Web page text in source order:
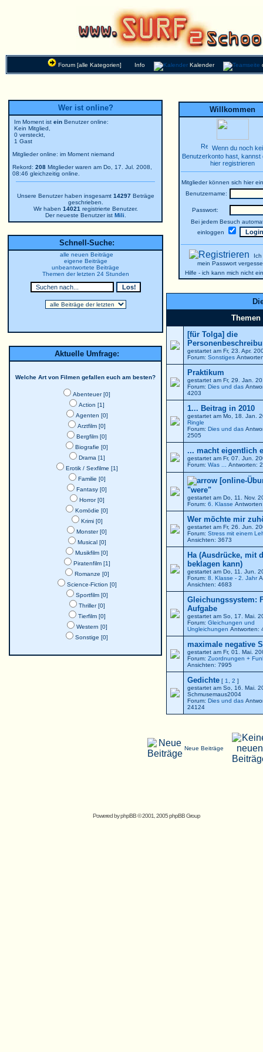
Forum [alle Kategorien] Info Kalender
Wer ist online?
Im Moment ist ein Benutzer online:
Kein Mitglied,
0 versteckt,
1 Gast
Mitglieder online: im Moment niemand
Rekord: 208 Mitglieder waren am Do, 17. Jul. 2008,
08:46 gleichzeitig online.
Unsere Benutzer haben insgesamt 14297Beträge
geschrieben.
Wir haben 14021 registrierte Benutzer.
Der neueste Benutzer ist Mili
Schnell-Suche:
alle neuen Beiträge
eigene Beiträge
unbeantwortete Beiträge
Themen der letzten 24 Stunden
Aktuelle Umfrage:
Welche Art von Filmen gefallen euch am besten?
Abenteuer [0]
Action [1]
Agenten [0]
Arztfilm [0]
Bergfilm [0]
Biografie [0]
Drama [1]
Erotik / Sexfilme [1]
Familie [0]
Fantasy [0]
Horror [0]
Komödie [0]
Krimi [0]
Monster [0]
Musical [0]
Musikfilm [0]
Piratenfilm [1]
Romanze [0]
Science-Fiction [0]
Sportfilm [0]
Thriller [0]
Tierfilm [0]
Western [0]
Sonstige [0]
Willkommen
Wenn du noch
Benutzerkonto hast, kannst
hier registrieren
Mitglieder können sich hier
Benutzername:
Passwort:
Bei jedem Besuch
einloggen
mein Passwort
Hilfe - ich kann mich nicht
Themen
[für Tolga] die
gestartet am Fr, 23. Apr.
Forum: Sonstiges
Praktikum
gestartet am Fr, 29. Jan.
Forum: Dies und das
4203
1... Beitrag in 2010
gestartet am Mo, 18. Jan.
Ringle
Forum: Dies und das
2505
... macht eigentlich
gestartet am Fr, 07. Jun.
Forum: Was ... Antworten:
[online-
"were"
gestartet am Do, 11. Nov.
Forum: 6. Klasse
Wer möchte mir
gestartet am Fr, 26. Jun.
Forum: Stress mit einem
Ansichten: 3673
Ha (Ausdrücke, mit
beklagen kann)
gestartet am Do, 11. Jun.
Forum: 8. Klasse - 2. Jahr
Ansichten: 4683
Gleichungssystem:
Aufgabe
gestartet am So, 17. Mai.
Forum: Gleichungen und
Ungleichungen Antworten:
maximale negative
gestartet am Fr, 01. Mai.
Forum: Zuordnungen +
Ansichten: 7995
Gedichte [ 1 2 ]
gestartet am So, 16. Mai.
Schmusemaus2004
Forum: Dies und das
24124
Neue Beiträge
Powered byphpBB© 2001, 2005 phpBB Group